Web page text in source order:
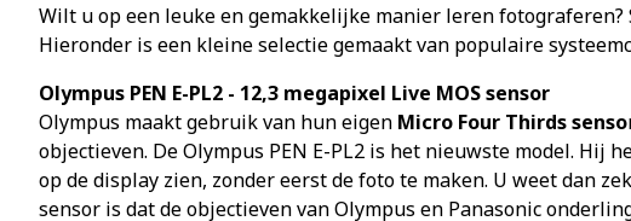
Wilt u op een leuke en gemakkelijke manier leren
Hieronder is een kleine selectie gemaakt van populaire
Olympus PEN E-PL2 - 12,3 megapixel Live MOS sensor
Olympus maakt gebruik van hun eigen Micro Four Thirds senso
objectieven. De Olympus PEN E-PL2 is het nieuwste model.
op de display zien, zonder eerst de foto te maken. U weet dan
sensor is dat de objectieven van Olympus en Panasonic